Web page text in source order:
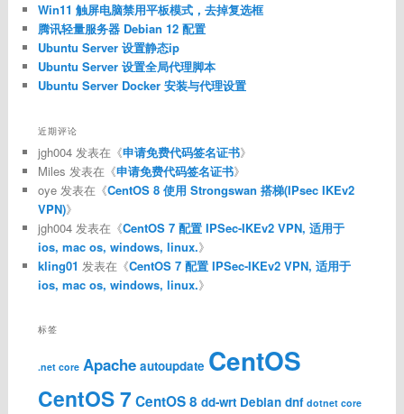
Win11 触屏电脑禁用平板模式，去掉复选框
腾讯轻量服务器 Debian 12 配置
Ubuntu Server 设置静态ip
Ubuntu Server 设置全局代理脚本
Ubuntu Server Docker 安装与代理设置
近期评论
jgh004发表在《申请免费代码签名证书》
Miles 发表在《申请免费代码签名证书》
oye发表在《CentOS 8 使用 Strongswan 搭梯(IPsec IKEv2
VPN)》
jgh004发表在《CentOS 7 配置 IPSec-IKEv2 VPN, 适用于
ios, mac os, windows, linux.》
kling01 发表在《CentOS 7 配置 IPSec-IKEv2 VPN, 适用于
ios, mac os, windows, linux.》
标签
.net core Apache autoupdate CentOS
CentOS 7 CentOS 8 dd-wrt Debian dnf dotnet core